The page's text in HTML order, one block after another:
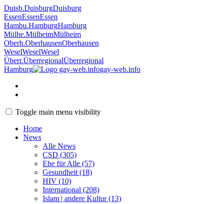
Duisb.DuisburgDuisburg
EssenEssenEssen
Hambu.HamburgHamburg
Mülhe.MülheimMülheim
Oberh.OberhausenOberhausen
WeselWeselWesel
Überr.ÜberregionalÜberregional
Hamburg
gay-web.info
Toggle main menu visibility
Home
News
Alle News
CSD (305)
Ehe für Alle (57)
Gesundheit (18)
HIV (10)
International (208)
Islam | andere Kultur (13)